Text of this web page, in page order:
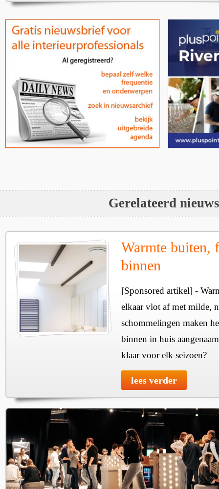
Gerelateerd nieuws
Warmte buiten,
binnen
[Sponsored artikel] -
elkaar vlot af met milde,
schommelingen maken
binnen in huis
klaar voor elk seizoen?
lees verder